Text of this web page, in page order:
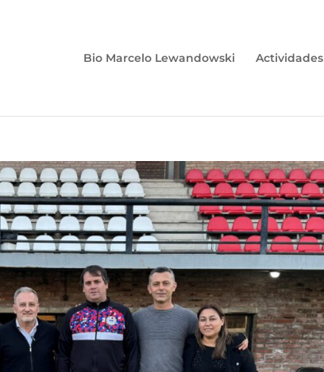
Bio Marcelo Lewandowski Actividades